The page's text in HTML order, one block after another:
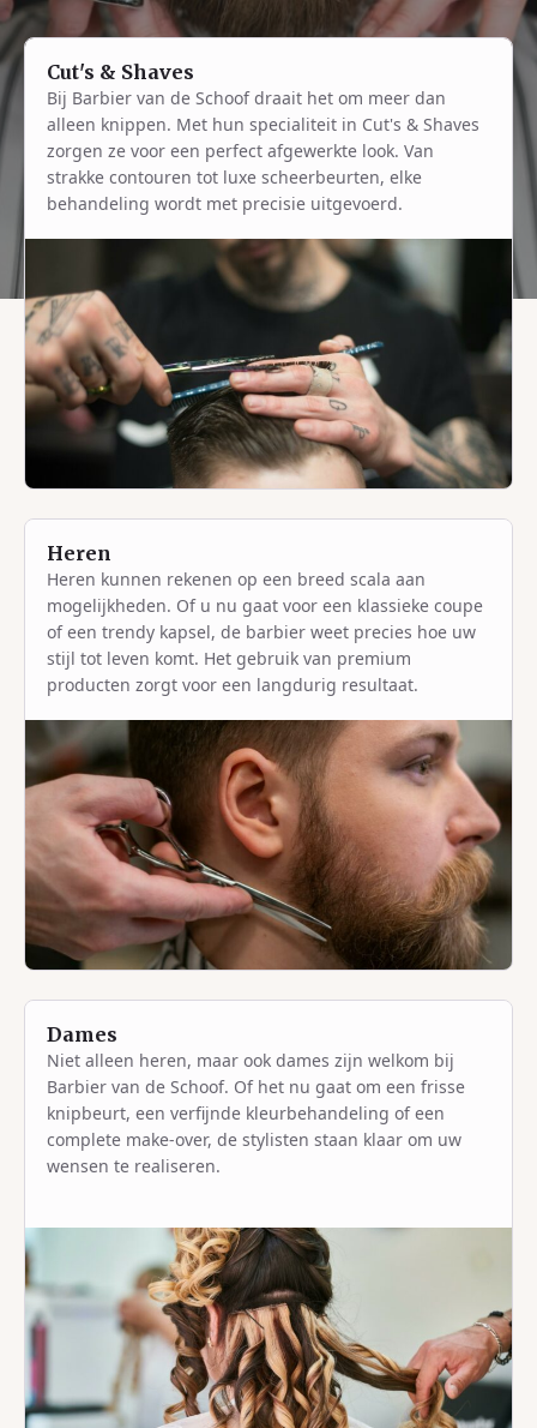
Cut's & Shaves
Bij Barbier van de Schoof draait het om meer dan
alleen knippen. Met hun specialiteit in Cut's & Shaves
zorgen ze voor een perfect afgewerkte look. Van
strakke contouren tot luxe scheerbeurten, elke
behandeling wordt met precisie uitgevoerd.
Heren
Heren kunnen rekenen op een breed scala aan
mogelijkheden. Of u nu gaat voor een klassieke coupe
of een trendy kapsel, de barbier weet precies hoe uw
stijl tot leven komt. Het gebruik van premium
producten zorgt voor een langdurig resultaat.
Dames
Niet alleen heren, maar ook dames zijn welkom bij
Barbier van de Schoof. Of het nu gaat om een frisse
knipbeurt, een verfijnde kleurbehandeling of een
complete make-over, de stylisten staan klaar om uw
wensen te realiseren.